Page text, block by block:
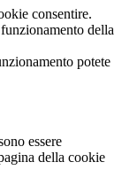
consentire.
della
potete
essere
della cookie